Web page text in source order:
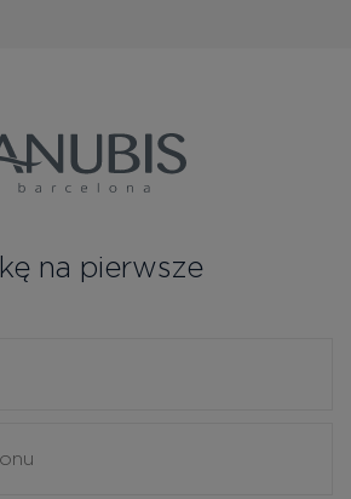
na pierwsze